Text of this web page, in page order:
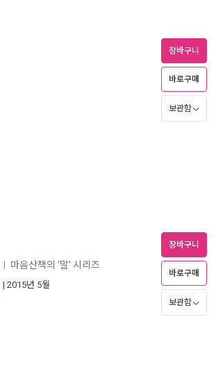
장바구니
바로구매
보관함
마음산책의 '말' 시리즈
| 2015년 5월
장바구니
바로구매
보관함